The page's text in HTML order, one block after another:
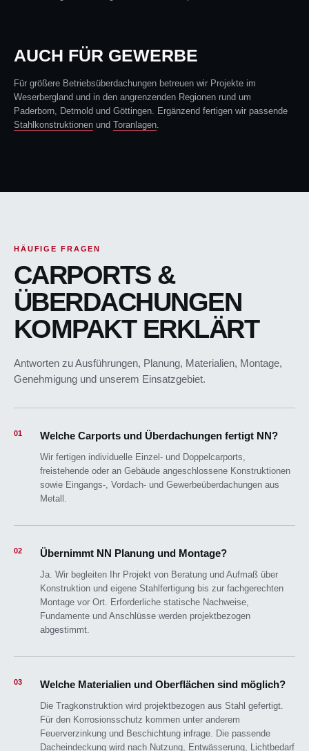
AUCH FÜR GEWERBE
Für größere Betriebsüberdachungen betreuen wir Projekte im
Weserbergland und in den angrenzenden Regionen rund um
Paderborn, Detmold und Göttingen. Ergänzend fertigen wir passende
Stahlkonstruktionen und Toranlagen.
HÄUFIGE FRAGEN
CARPORTS &
ÜBERDACHUNGEN
KOMPAKT ERKLÄRT
Antworten zu Ausführungen, Planung, Materialien, Montage,
Genehmigung und unserem Einsatzgebiet.
01 Welche Carports und Überdachungen fertigt NN?
Wir fertigen individuelle Einzel- und Doppelcarports,
freistehende oder an Gebäude angeschlossene Konstruktionen
sowie Eingangs-, Vordach- und Gewerbeüberdachungen aus
Metall.
02 Übernimmt NN Planung und Montage?
Ja. Wir begleiten Ihr Projekt von Beratung und Aufmaß über
Konstruktion und eigene Stahlfertigung bis zur fachgerechten
Montage vor Ort. Erforderliche statische Nachweise,
Fundamente und Anschlüsse werden projektbezogen
abgestimmt.
03 Welche Materialien und Oberflächen sind möglich?
Die Tragkonstruktion wird projektbezogen aus Stahl gefertigt.
Für den Korrosionsschutz kommen unter anderem
Feuerverzinkung und Beschichtung infrage. Die passende
Dacheindeckung wird nach Nutzung, Entwässerung, Lichtbedarf